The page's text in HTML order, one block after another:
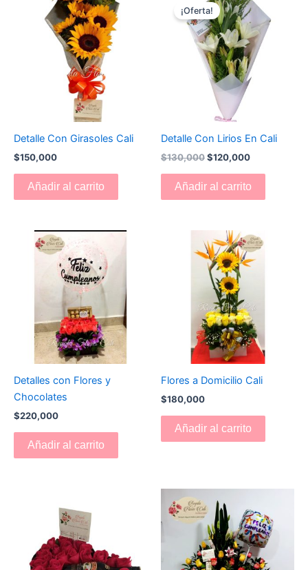
Detalle Con Girasoles Cali
$150,000
Añadir al carrito
¡Oferta!
Detalle Con Lirios En Cali
$130,000
precio
original
era:
$130,000.
$120,000
precio
actual
es:
$120,000.
Añadir al carrito
Detalles con Flores y
Chocolates
$220,000
Añadir al carrito
Flores a Domicilio Cali
$180,000
Añadir al carrito